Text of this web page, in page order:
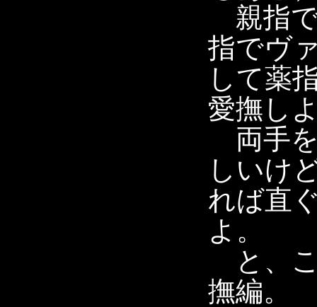
親指
指でヴ
して薬
愛撫し
両手
しいけ
れば直
よ。
と、
撫編。